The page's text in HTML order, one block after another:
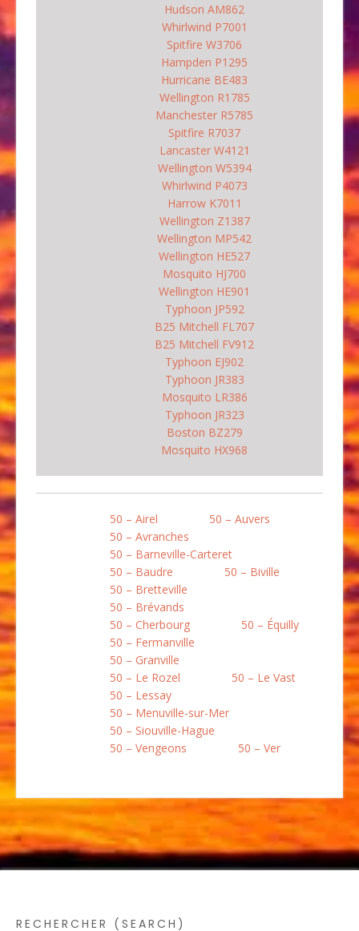
Hudson AM862
Whirlwind P7001
Spitfire W3706
Hampden P1295
Hurricane BE483
Wellington R1785
Manchester R5785
Spitfire R7037
Lancaster W4121
Wellington W5394
Whirlwind P4073
Harrow K7011
Wellington Z1387
Wellington MP542
Wellington HE527
Mosquito HJ700
Wellington HE901
Typhoon JP592
B25 Mitchell FL707
B25 Mitchell FV912
Typhoon EJ902
Typhoon JR383
Mosquito LR386
Typhoon JR323
Boston BZ279
Mosquito HX968
50 – Airel
50 – Auvers
50 – Avranches
50 – Barneville-Carteret
50 – Baudre
50 – Biville
50 – Bretteville
50 – Brévands
50 – Cherbourg
50 – Équilly
50 – Fermanville
50 – Granville
50 – Le Rozel
50 – Le Vast
50 – Lessay
50 – Menuville-sur-Mer
50 – Siouville-Hague
50 – Vengeons
50 – Ver
RECHERCHER (SEARCH)